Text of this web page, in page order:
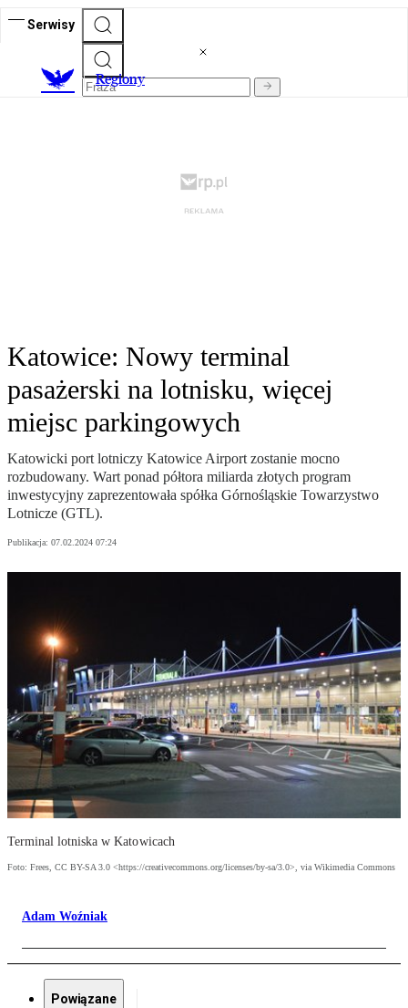
Serwisy
Regiony
Katowice: Nowy terminal
pasażerski na lotnisku, więcej
miejsc parkingowych
Katowicki port lotniczy Katowice Airport zostanie mocno
rozbudowany. Wart ponad półtora miliarda złotych program
inwestycyjny zaprezentowała spółka Górnośląskie Towarzystwo
Lotnicze (GTL).
Publikacja: 07.02.2024 07:24
Terminal lotniska w Katowicach
Foto: Frees, CC BY-SA 3.0 <https://creativecommons.org/licenses/by-sa/3.0>, via Wikimedia Commons
Adam Woźniak
Powiązane